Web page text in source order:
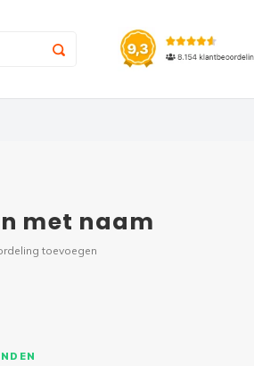
met naam
toevoegen